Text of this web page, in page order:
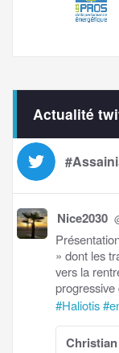
Actualité
Nice2030
» dont les
vers la
progressive
#Haliotis